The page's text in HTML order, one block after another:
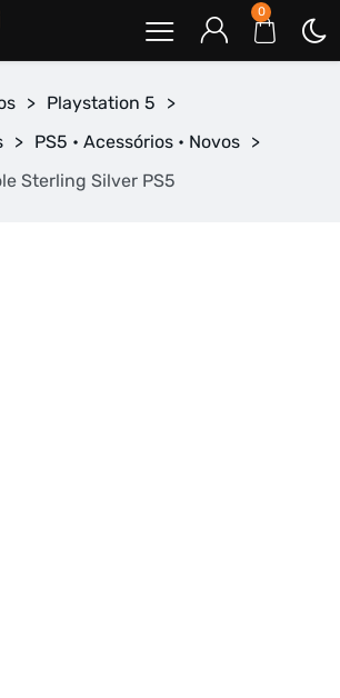
0
> Playstation 5
>
> PS5 • Acessórios • Novos >
Sterling Silver PS5